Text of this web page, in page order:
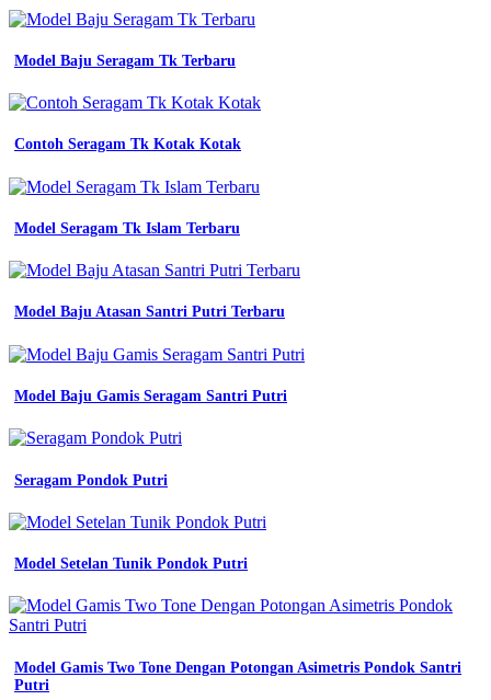
jersey
untuk
pns
study
bahan
wearpack
bengkel
paling
untuk
profesional
karawang
seragam
lapangan
kantoran
keren
dan
stylish
production
seragam
kerja
untuk
seragam
Model Baju Seragam Tk Terbaru
Contoh Seragam Tk Kotak Kotak
Model Seragam Tk Islam Terbaru
Model Baju Atasan Santri Putri Terbaru
Model Baju Gamis Seragam Santri Putri
Seragam Pondok Putri
Model Setelan Tunik Pondok Putri
Model Gamis Two Tone Dengan Potongan Asimetris Pondok Santri
Putri